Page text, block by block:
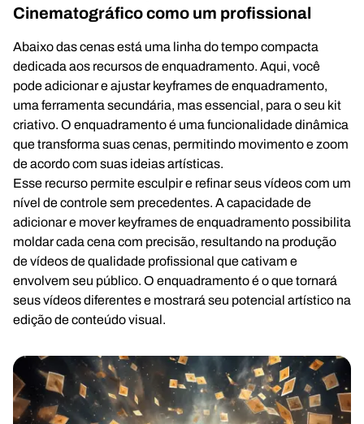
Cinematográfico como um profissional
Abaixo das cenas está uma linha do tempo compacta
dedicada aos recursos de enquadramento. Aqui, você
pode adicionar e ajustar keyframes de enquadramento,
uma ferramenta secundária, mas essencial, para o seu kit
criativo. O enquadramento é uma funcionalidade dinâmica
que transforma suas cenas, permitindo movimento e zoom
de acordo com suas ideias artísticas.
Esse recurso permite esculpir e refinar seus vídeos com um
nível de controle sem precedentes. A capacidade de
adicionar e mover keyframes de enquadramento possibilita
moldar cada cena com precisão, resultando na produção
de vídeos de qualidade profissional que cativam e
envolvem seu público. O enquadramento é o que tornará
seus vídeos diferentes e mostrará seu potencial artístico na
edição de conteúdo visual.